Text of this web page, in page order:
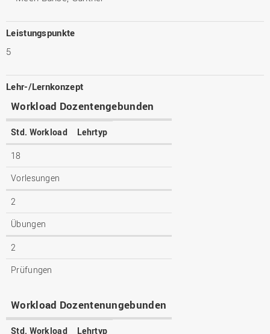
Leistungspunkte
5
Lehr-/Lernkonzept
Workload Dozentengebunden
Std. Workload Lehrtyp
18
Vorlesungen
2
Übungen
2
Prüfungen
Workload Dozentenungebunden
Std. Workload Lehrtyp